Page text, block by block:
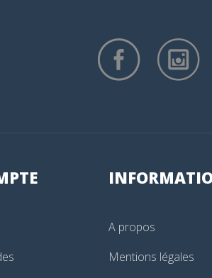
A propos
Mentions légales